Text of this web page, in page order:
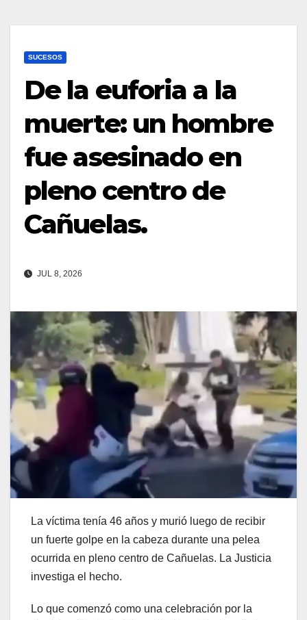
SUCESOS
De la euforia a la
muerte: un hombre
fue asesinado en
pleno centro de
Cañuelas.
JUL 8, 2026
La víctima tenía 46 años y murió luego de recibir
un fuerte golpe en la cabeza durante una pelea
ocurrida en pleno centro de Cañuelas. La Justicia
investiga el hecho.
Lo que comenzó como una celebración por la